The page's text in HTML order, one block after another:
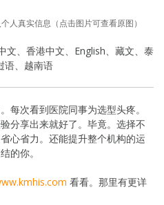
人真实信息（点击图片可查看原图）
文、香港中文、English、藏文、泰
语、越南语
每次看到医院同事为选型头疼。
分享出来就好了。毕竟。选择不
心省力。还能提升整个机构的运
的你。
看看。那里有更详